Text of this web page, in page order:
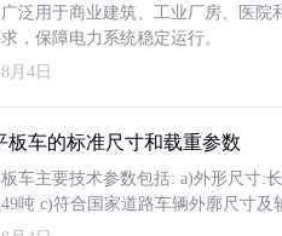
泛用于商业建筑、工业厂房、医
，保障电力系统稳定运行。
月4日
板车的标准尺寸和载重参数
车主要技术参数包括: a)外形尺寸:
吨 c)符合国家道路车辆外廓尺寸及